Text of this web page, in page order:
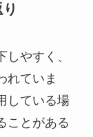
やすく、
れていま
している場
ことがある